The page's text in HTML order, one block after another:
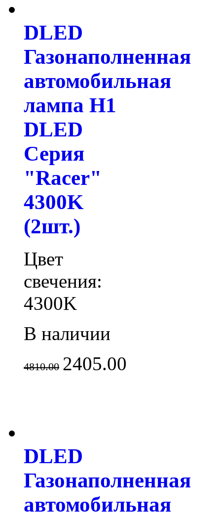
DLED
Газонаполненная
автомобильная
лампа H1
DLED
Серия
"Racer"
4300K
(2шт.)
Цвет
свечения:
4300K
В наличии
4810.00 2405.00
DLED
Газонаполненная
автомобильная